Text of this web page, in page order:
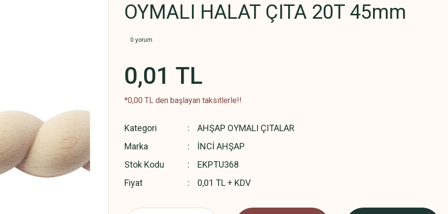
OYMALI HALAT ÇITA 20T 45mm
0 yorum
0,01 TL
*0,00 TL den başlayan taksitlerle!!
Kategori
AHŞAP OYMALI ÇITALAR
Marka
İNCİ AHŞAP
Stok Kodu
EKPTU368
Fiyat
0,01 TL + KDV